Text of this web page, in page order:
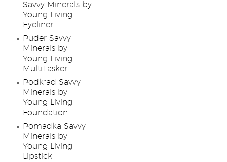
Savvy Minerals by
Young Living
Eyeliner
Puder Savvy
Minerals by
Young Living
MultiTasker
Podkład Savvy
Minerals by
Young Living
Foundation
Pomadka Savvy
Minerals by
Young Living
Lipstick